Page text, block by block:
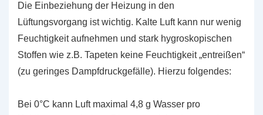
Die Einbeziehung der Heizung in den
Lüftungsvorgang ist wichtig. Kalte Luft kann nur wenig
Feuchtigkeit aufnehmen und stark hygroskopischen
Stoffen wie z.B. Tapeten keine Feuchtigkeit „entreißen“
(zu geringes Dampfdruckgefälle). Hierzu folgendes:
Bei 0°C kann Luft maximal 4,8 g Wasser pro